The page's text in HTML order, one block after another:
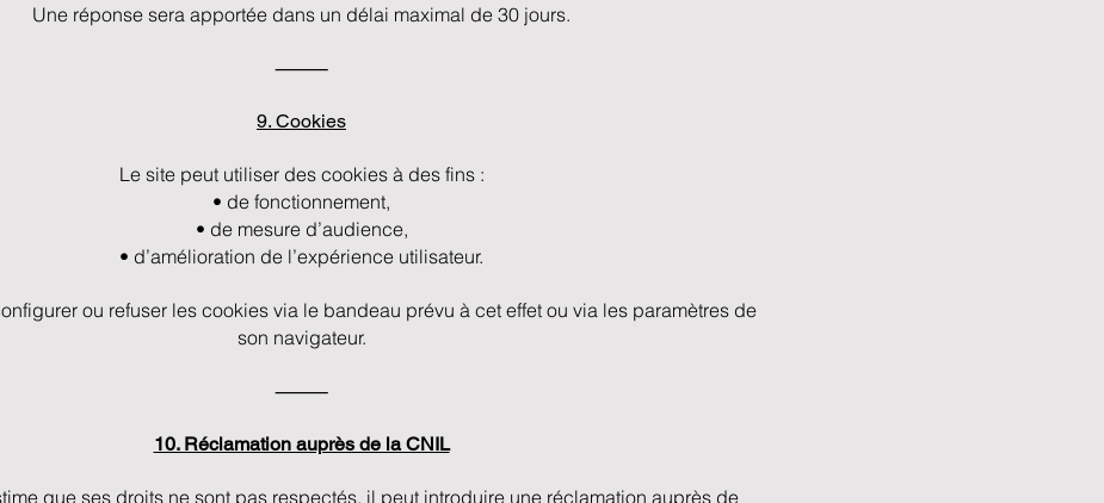
Une réponse sera apportée dans un délai maximal de 30 jours.
⸻
9. Cookies
Le site peut utiliser des cookies à des fins :
• de fonctionnement,
• de mesure d’audience,
• d’amélioration de l’expérience utilisateur.
ou refuser les cookies via le bandeau prévu à cet effet ou via les paramètres de
son navigateur.
⸻
10. Réclamation auprès de la CNIL
que ses droits ne sont pas respectés, il peut introduire une réclamation auprès de